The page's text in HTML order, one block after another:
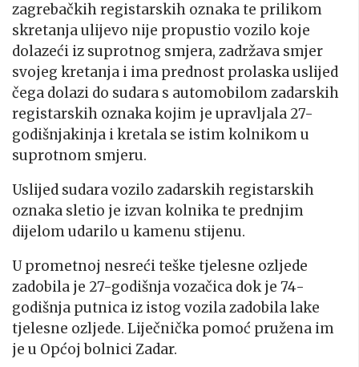
zagrebačkih registarskih oznaka te prilikom
skretanja ulijevo nije propustio vozilo koje
dolazeći iz suprotnog smjera, zadržava smjer
svojeg kretanja i ima prednost prolaska uslijed
čega dolazi do sudara s automobilom zadarskih
registarskih oznaka kojim je upravljala 27-
godišnjakinja i kretala se istim kolnikom u
suprotnom smjeru.
Uslijed sudara vozilo zadarskih registarskih
oznaka sletio je izvan kolnika te prednjim
dijelom udarilo u kamenu stijenu.
U prometnoj nesreći teške tjelesne ozljede
zadobila je 27-godišnja vozačica dok je 74-
godišnja putnica iz istog vozila zadobila lake
tjelesne ozljede. Liječnička pomoć pružena im
je u Općoj bolnici Zadar.